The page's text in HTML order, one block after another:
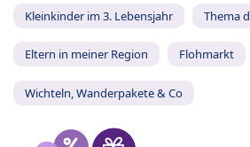
Kleinkinder im 3. Lebensjahr Thema
Eltern in meiner Region Flohmarkt
Wichteln, Wanderpakete & Co